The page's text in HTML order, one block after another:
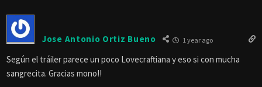
Jose Antonio Ortiz Bueno 1 year ago
Según el tráiler parece un poco Lovecraftiana y eso si con mucha
sangrecita. Gracias mono!!